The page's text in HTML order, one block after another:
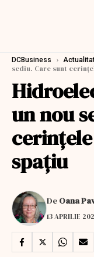
DCBusiness ›
sediu. Care sunt
un nou
spațiu
De Oana
13 APRILIE